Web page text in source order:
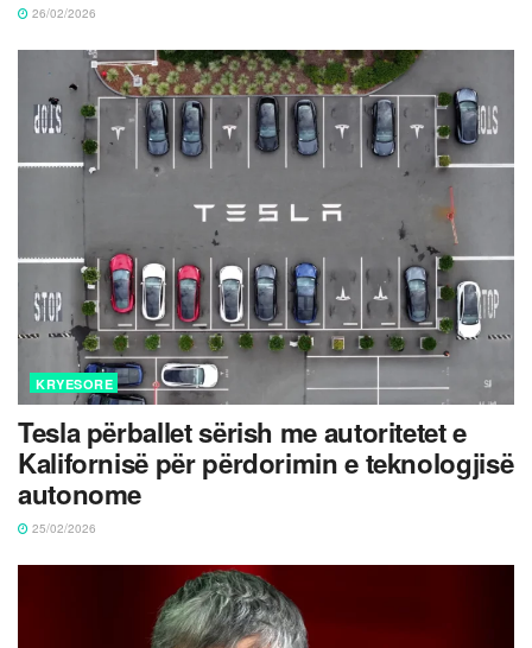
26/02/2026
KRYESORE
Tesla përballet sërish me autoritetet e
Kalifornisë për përdorimin e teknologjisë
autonome
25/02/2026